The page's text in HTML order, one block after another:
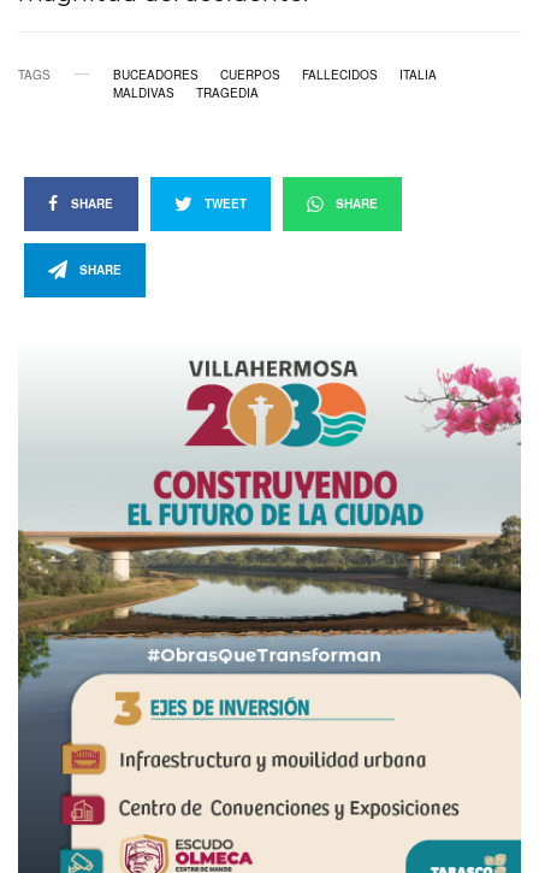
TAGS BUCEADORES CUERPOS FALLECIDOS
ITALIA
MALDIVAS
TRAGEDIA
SHARE TWEET SHARE
SHARE